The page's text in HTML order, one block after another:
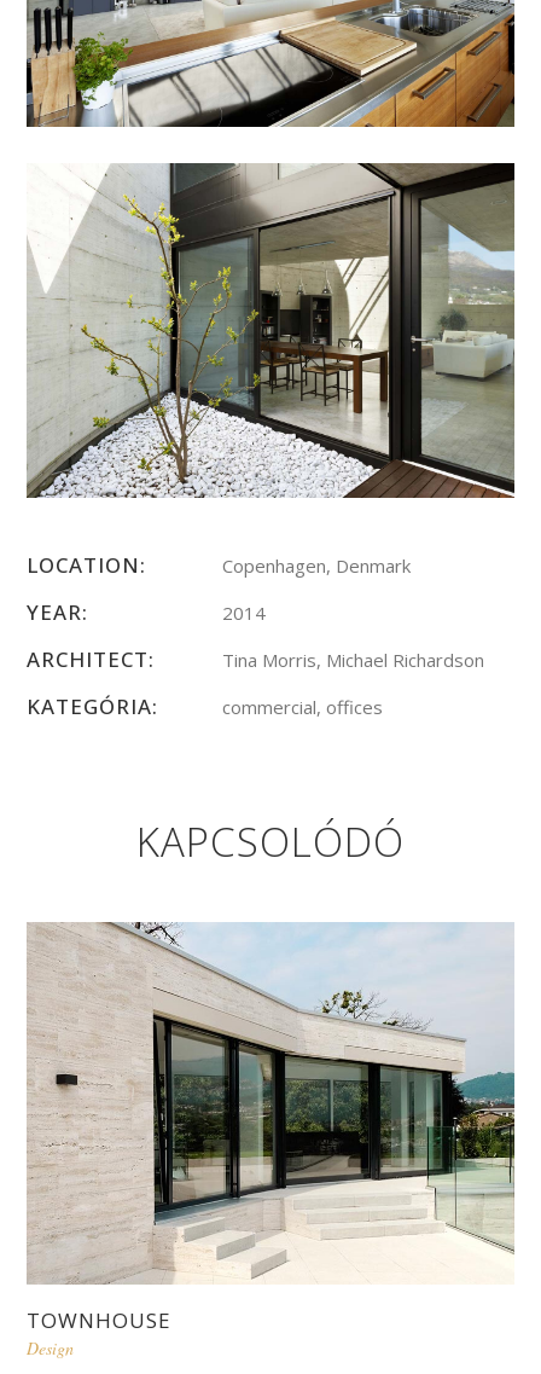
LOCATION: Copenhagen, Denmark
YEAR: 2014
ARCHITECT: Tina Morris, Michael Richardson
KATEGÓRIA: commercial, offices
KAPCSOLÓDÓ
TOWNHOUSE
Design